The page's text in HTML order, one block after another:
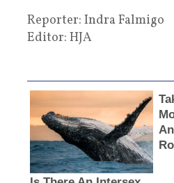
Reporter: Indra Falmigo
Editor: HJA